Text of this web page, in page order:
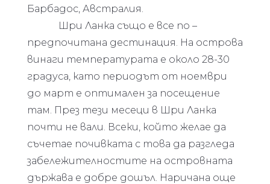
Барбадос, Австралия.
Шри Ланка също е все по –
предпочитана дестинация. На острова
винаги температурата е около 28-30
градуса, като периодът от ноември
до март е оптимален за посещение
там. През тези месеци в Шри Ланка
почти не вали. Всеки, който желае да
съчетае почивката с това да разгледа
забележителностите на островната
държава е добре дошъл. Наричана още